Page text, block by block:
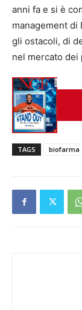
anni fa e si è
management di
gli ostacoli, di
nel mercato dei
TAGS biofarma